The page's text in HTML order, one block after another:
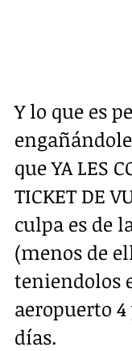
Y lo que es
que YA LES
TICKET DE
culpa es de
(menos de
teniendolos
aeropuerto
días.